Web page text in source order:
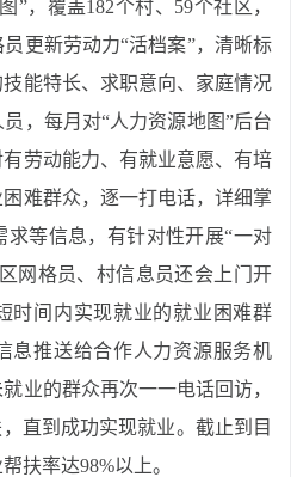
”，覆盖182个村、59个社区，
更新劳动力“活档案”，清晰标
能特长、求职意向、家庭情况
，每月对“人力资源地图”后台
劳动能力、有就业意愿、有培
难群众，逐一打电话，详细掌
等信息，有针对性开展“一对
网格员、村信息员还会上门开
时间内实现就业的就业困难群
息推送给合作人力资源服务机
业的群众再次一一电话回访，
直到成功实现就业。截止到目
扶率达98%以上。